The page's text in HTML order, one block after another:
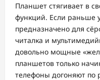
Планшет стягивает в
функций. Если раньше
предназначено для
читалка и
довольно мощные
планшетов только
телефоны догоняют по